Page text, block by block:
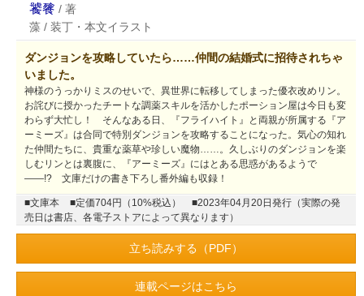
饕餮 / 著
藻 / 装丁・本文イラスト
ダンジョンを攻略していたら……仲間の結婚式に招待されちゃ
いました。
神様のうっかりミスのせいで、異世界に転移してしまった優衣改めリン。
お詫びに授かったチートな調薬スキルを活かしたポーション屋は今日も変
わらず大忙し！ そんなある日、『フライハイト』と両親が所属する『ア
ーミーズ』は合同で特別ダンジョンを攻略することになった。気心の知れ
た仲間たちに、貴重な薬草や珍しい魔物……。久しぶりのダンジョンを楽
しむリンとは裏腹に、『アーミーズ』にはとある思惑があるようで
――!? 文庫だけの書き下ろし番外編も収録！
■文庫本 ■定価704円（10%税込）
■2023年04月20日発行（実際の発
売日は書店、各電子ストアによって異なります）
立ち読みする（PDF）
連載ページはこちら